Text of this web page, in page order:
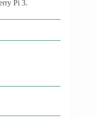
Pi 3.